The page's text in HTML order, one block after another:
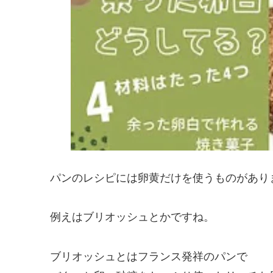
パンのレシピには卵黄だけを使うものがあり
例えはブリオッシュとかですね。
ブリオッシュとはフランス発祥のパンで